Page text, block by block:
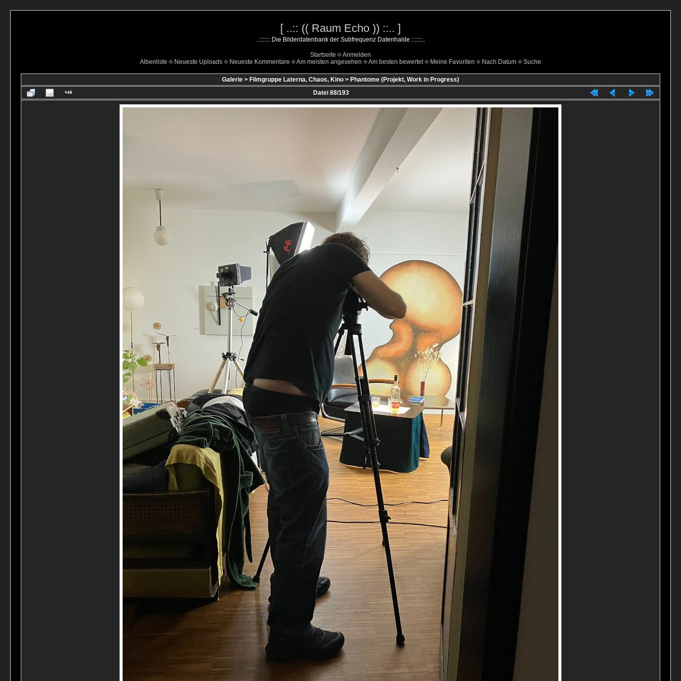
[ ..:: (( Raum Echo )) ::.. ]
..::::::: Die Bilderdatenbank der Subfrequenz Datenhalde :::::::..
Startseite
Anmelden
Albenliste
Neueste Uploads Neueste Kommentare Am meisten angesehen Am besten bewertet Meine Favoriten Nach Datum Suche
Galerie > Filmgruppe Laterna, Chaos, Kino > Phantome (Projekt, Work in Progress)
Datei 88/193